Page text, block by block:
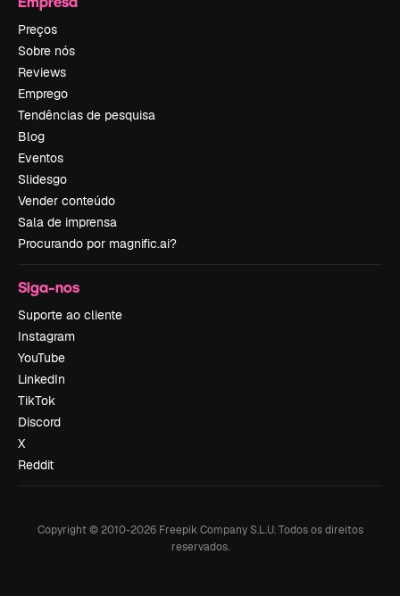
Preços
Sobre nós
Reviews
Emprego
Tendências de pesquisa
Blog
Eventos
Slidesgo
Vender conteúdo
Sala de imprensa
Procurando por magnific.ai?
Siga-nos
Suporte ao cliente
Instagram
YouTube
LinkedIn
TikTok
Discord
X
Reddit
Copyright © 2010-2026Freepik Company S.L.U. Todos os direitos
reservados.